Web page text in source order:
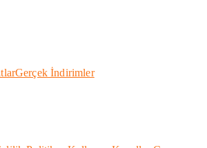
Gerçek İndirimler